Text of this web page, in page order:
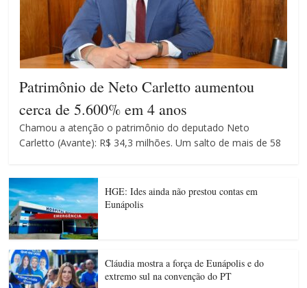
Patrimônio de Neto Carletto aumentou
cerca de 5.600% em 4 anos
Chamou a atenção o patrimônio do deputado Neto
Carletto (Avante): R$ 34,3 milhões. Um salto de mais de 58
HGE: Ides ainda não prestou contas em
Eunápolis
Cláudia mostra a força de Eunápolis e do
extremo sul na convenção do PT